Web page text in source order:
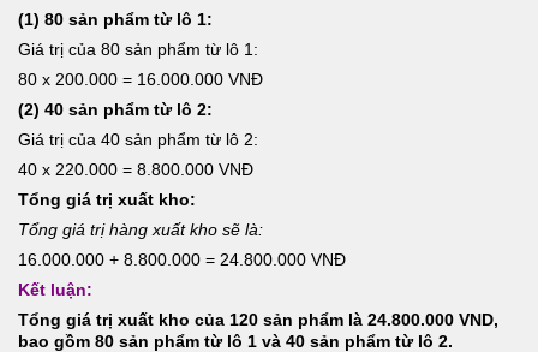
(1) 80 sản phẩm từ lô 1:
Giá trị của 80 sản phẩm từ lô 1:
80 x 200.000 = 16.000.000 VNĐ
(2) 40 sản phẩm từ lô 2:
Giá trị của 40 sản phẩm từ lô 2:
40 x 220.000 = 8.800.000 VNĐ
Tổng giá trị xuất kho:
Tổng giá trị hàng xuất kho sẽ là:
16.000.000 + 8.800.000 = 24.800.000 VNĐ
Kết luận:
Tổng giá trị xuất kho của 120 sản phẩm là 24.800.000 VND,
bao gồm 80 sản phẩm từ lô 1 và 40 sản phẩm từ lô 2.